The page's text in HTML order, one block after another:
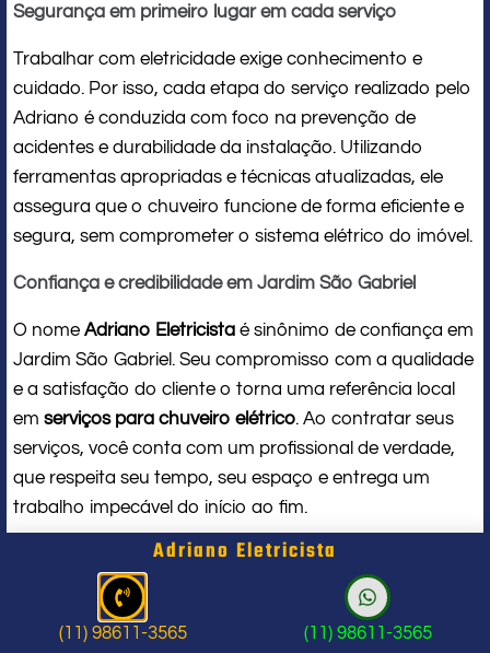
Segurança em primeiro lugar em cada serviço
Trabalhar com eletricidade exige conhecimento e
cuidado. Por isso, cada etapa do serviço realizado pelo
Adriano é conduzida com foco na prevenção de
acidentes e durabilidade da instalação. Utilizando
ferramentas apropriadas e técnicas atualizadas, ele
assegura que o chuveiro funcione de forma eficiente e
segura, sem comprometer o sistema elétrico do imóvel.
Confiança e credibilidade em Jardim São Gabriel
O nome Adriano Eletricista é sinônimo de confiança em
Jardim São Gabriel. Seu compromisso com a qualidade
e a satisfação do cliente o torna uma referência local
em serviços para chuveiro elétrico. Ao contratar seus
serviços, você conta com um profissional de verdade,
que respeita seu tempo, seu espaço e entrega um
trabalho impecável do início ao fim.
Problema com chuveiro: sinais que
indicam a hora de chamar um
profissional
Adriano Eletricista
(11) 98611-3565 (11) 98611-3565